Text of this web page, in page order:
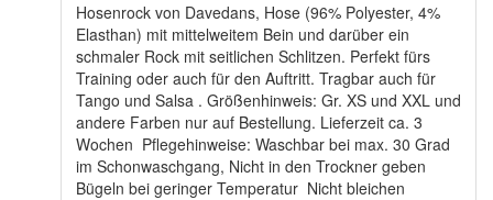
Hosenrock von Davedans, Hose (96% Polyester, 4%
Elasthan) mit mittelweitem Bein und darüber ein
schmaler Rock mit seitlichen Schlitzen. Perfekt fürs
Training oder auch für den Auftritt. Tragbar auch für
Tango und Salsa . Größenhinweis: Gr. XS und XXL und
andere Farben nur auf Bestellung. Lieferzeit ca. 3
Wochen Pflegehinweise: Waschbar bei max. 30 Grad
im Schonwaschgang, Nicht in den Trockner geben
Bügeln bei geringer Temperatur Nicht bleichen